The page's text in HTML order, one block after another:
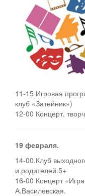
11-15 Игровая
клуб «Затейник»)
12-00 Концерт,
19 февраля.
14-00.Клуб
и родителей.5+
16-00 Концерт
А.Василевская.